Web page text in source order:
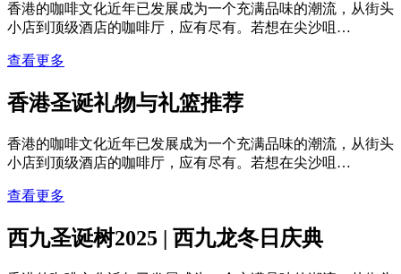
香港的咖啡文化近年已发展成为一个充满品味的潮流，从街头
小店到顶级酒店的咖啡厅，应有尽有。若想在尖沙咀…
查看更多
香港圣诞礼物与礼篮推荐
香港的咖啡文化近年已发展成为一个充满品味的潮流，从街头
小店到顶级酒店的咖啡厅，应有尽有。若想在尖沙咀…
查看更多
西九圣诞树2025 | 西九龙冬日庆典